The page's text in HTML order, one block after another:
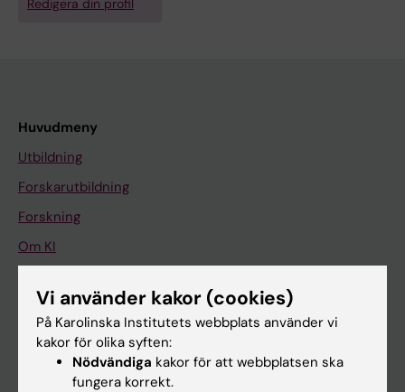
Redigera din profil
Huvudmeny
Utbildning
Forskarutbildning
Forskning
Om KI
På gång
Nyheter
Kalender
Vi använder kakor (cookies)
På Karolinska Institutets webbplats använder vi
kakor för olika syften:
Nödvändiga kakor för att webbplatsen ska
fungera korrekt.